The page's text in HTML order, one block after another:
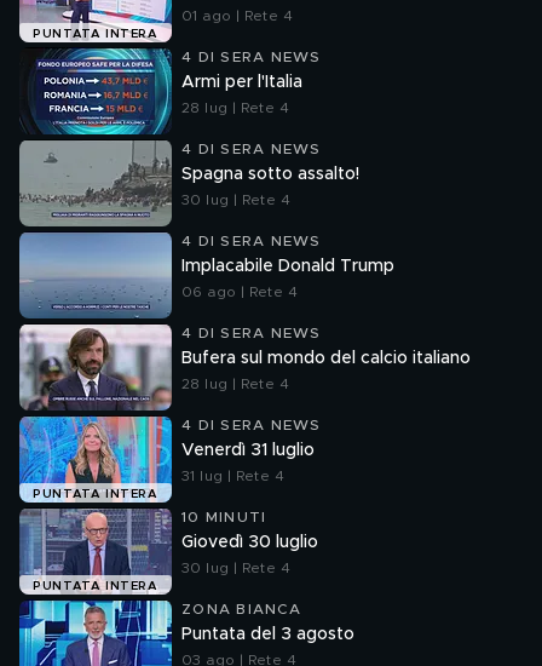
PUNTATA INTERA
01 ago | Rete 4
4 DI SERA NEWS
Armi per l'Italia
28 lug | Rete 4
4 DI SERA NEWS
Spagna sotto assalto!
30 lug | Rete 4
4 DI SERA NEWS
Implacabile Donald Trump
06 ago | Rete 4
4 DI SERA NEWS
Bufera sul mondo del calcio italiano
28 lug | Rete 4
PUNTATA INTERA
4 DI SERA NEWS
Venerdì 31 luglio
31 lug | Rete 4
PUNTATA INTERA
10 MINUTI
Giovedì 30 luglio
30 lug | Rete 4
ZONA BIANCA
Puntata del 3 agosto
03 ago | Rete 4